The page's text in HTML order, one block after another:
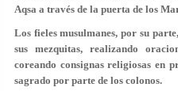
Aqsa a través de la puerta de los
Los fieles musulmanes, por su
sus mezquitas, realizando
coreando consignas religiosas en
sagrado por parte de los colonos.